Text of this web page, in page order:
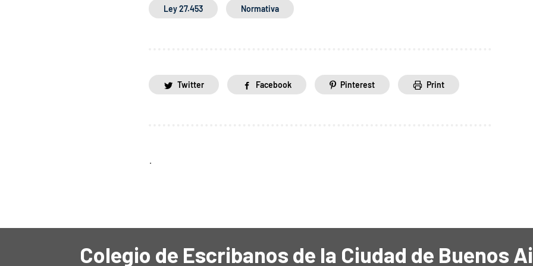
Ley 27.453 Normativa
Twitter Facebook Pinterest Print
.
Colegio de Escribanos de la Ciudad de Buenos